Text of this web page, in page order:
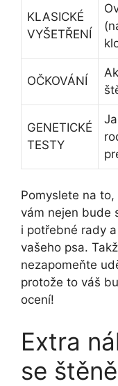
KLASICKÉ
VYŠETŘENÍ
OČKOVÁNÍ
GENETICKÉ
TESTY
Pomyslete na
vám nejen bude
i potřebné rady
vašeho psa.
nezapomeňte
protože to váš
ocení!
Extra
se